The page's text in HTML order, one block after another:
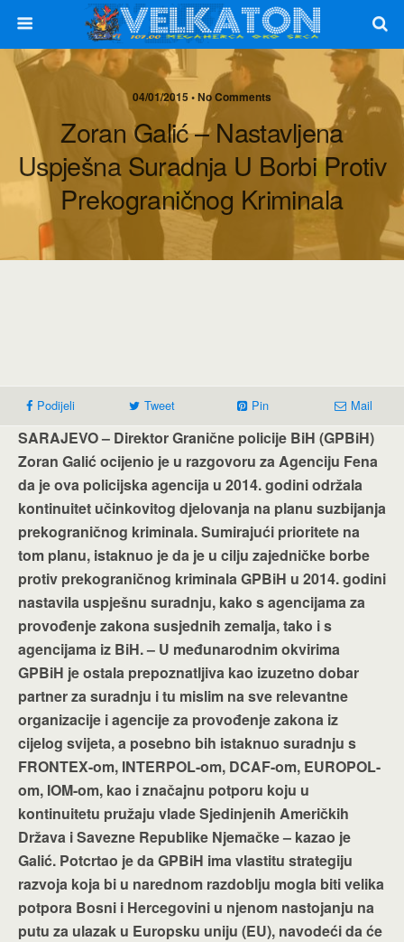
04/01/2015 • No Comments
Zoran Galić – Nastavljena
Uspješna Suradnja U Borbi Protiv
Prekograničnog Kriminala
Podijeli Tweet Pin Mail
SARAJEVO – Direktor Granične policije BiH (GPBiH)
Zoran Galić ocijenio je u razgovoru za Agenciju Fena
da je ova policijska agencija u 2014. godini održala
kontinuitet učinkovitog djelovanja na planu suzbijanja
prekograničnog kriminala. Sumirajući prioritete na
tom planu, istaknuo je da je u cilju zajedničke borbe
protiv prekograničnog kriminala GPBiH u 2014. godini
nastavila uspješnu suradnju, kako s agencijama za
provođenje zakona susjednih zemalja, tako i s
agencijama iz BiH. – U međunarodnim okvirima
GPBiH je ostala prepoznatljiva kao izuzetno dobar
partner za suradnju i tu mislim na sve relevantne
organizacije i agencije za provođenje zakona iz
cijelog svijeta, a posebno bih istaknuo suradnju s
FRONTEX-om, INTERPOL-om, DCAF-om, EUROPOL-
om, IOM-om, kao i značajnu potporu koju u
kontinuitetu pružaju vlade Sjedinjenih Američkih
Država i Savezne Republike Njemačke – kazao je
Galić. Potcrtao je da GPBiH ima vlastitu strategiju
razvoja koja bi u narednom razdoblju mogla biti velika
potpora Bosni i Hercegovini u njenom nastojanju na
putu za ulazak u Europsku uniju (EU), navodeći da će